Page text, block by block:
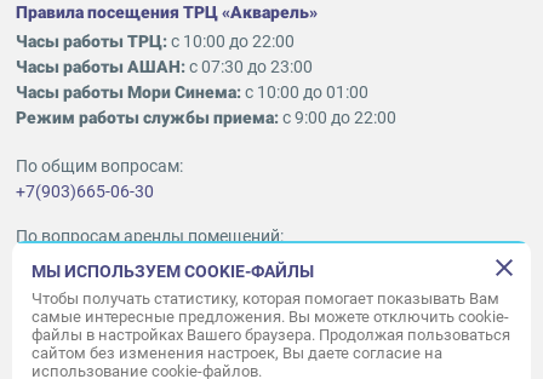
Правила посещения ТРЦ «Акварель»
Часы работы ТРЦ:с 10:00 до 22:00
Часы работы АШАН:с 07:30 до 23:00
Часы работы Мори Синема:с 10:00 до 01:00
Режим работы службы приема:с 9:00 до 22:00
По общим вопросам:
+7(903)665-06-30
По вопросам аренды помещений:
ukleykina@nhood.com
+7(903)665-98-78
© ООО «Акварель» 2010–2026.
МЫ ИСПОЛЬЗУЕМ COOKIE-ФАЙЛЫ
Чтобы получать статистику, которая помогает показывать Вам
самые интересные предложения. Вы можете отключить cookie-
файлы в настройках Вашего браузера. Продолжая пользоваться
сайтом без изменения настроек, Вы даете согласие на
использование cookie-файлов.